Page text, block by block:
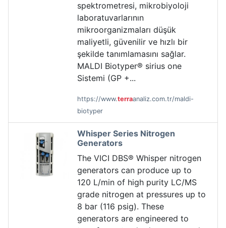
spektrometresi, mikrobiyoloji
laboratuvarlarının
mikroorganizmaları düşük
maliyetli, güvenilir ve hızlı bir
şekilde tanımlamasını sağlar.
MALDI Biotyper® sirius one
Sistemi (GP +...
https://www.terraanaliz.com.tr/maldi-
biotyper
Whisper Series Nitrogen
Generators
The VICI DBS® Whisper nitrogen
generators can produce up to
120 L/min of high purity LC/MS
grade nitrogen at pressures up to
8 bar (116 psig). These
generators are engineered to